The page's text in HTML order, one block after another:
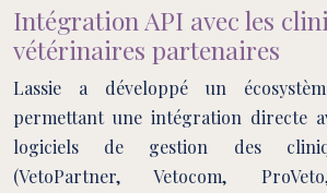
Intégration API avec les
vétérinaires partenaires
Lassie a développé un
permettant une intégration directe
logiciels de gestion des
(VetoPartner, Vetocom,